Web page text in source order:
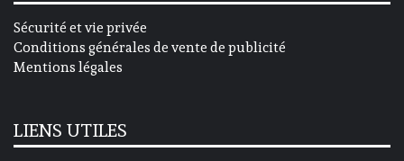
Sécurité et vie privée
Conditions générales de vente de publicité
Mentions légales
LIENS UTILES